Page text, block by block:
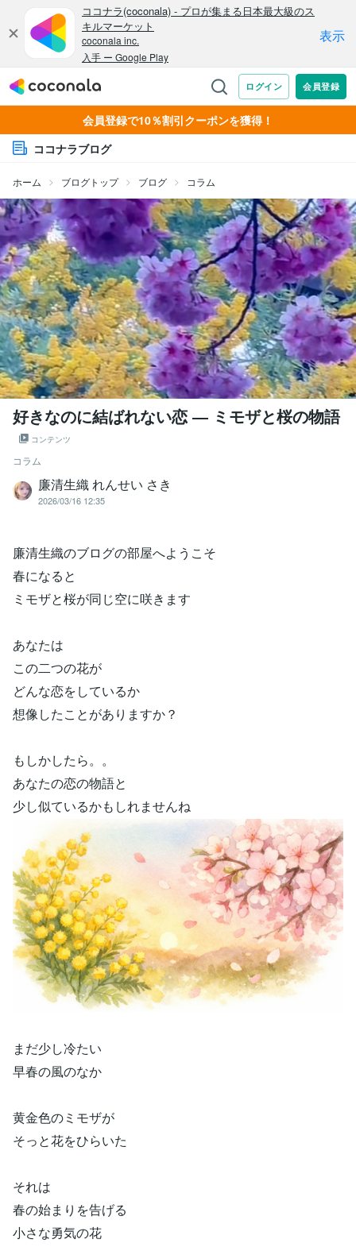
会員登録で10％割引クーポンを獲得！
ココナラブログ
ホーム ブログトップ ブログ コラム
好きなのに結ばれない恋 ― ミモザと桜の物語
コンテンツ
コラム
廉清生織 れんせい さき
2026/03/16 12:35
廉清生織のブログの部屋へようこそ
春になると
ミモザと桜が同じ空に咲きます
あなたは
この二つの花が
どんな恋をしているか
想像したことがありますか？
もしかしたら。。
あなたの恋の物語と
少し似ているかもしれませんね
まだ少し冷たい
早春の風のなか
黄金色のミモザが
そっと花をひらいた
それは
春の始まりを告げる
小さな勇気の花